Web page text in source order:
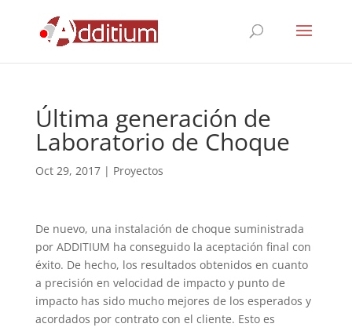
Última generación de
Laboratorio de Choque
Oct 29, 2017| Proyectos
De nuevo, una instalación de choque suministrada
por ADDITIUM ha conseguido la aceptación final con
éxito. De hecho, los resultados obtenidos en cuanto
a precisión en velocidad de impacto y punto de
impacto has sido mucho mejores de los esperados y
acordados por contrato con el cliente. Esto es